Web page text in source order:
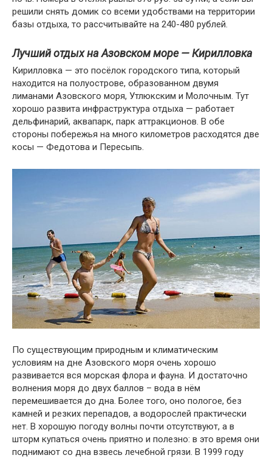
решили снять домик со всеми удобствами на территории
базы отдыха, то рассчитывайте на 240-480 рублей.
Лучший отдых на Азовском море — Кирилловка
Кирилловка — это посёлок городского типа, который
находится на полуострове, образованном двумя
лиманами Азовского моря, Утлюкским и Молочным. Тут
хорошо развита инфраструктура отдыха — работает
дельфинарий, аквапарк, парк аттракционов. В обе
стороны побережья на много километров расходятся две
косы — Федотова и Пересыпь.
По существующим природным и климатическим
условиям на дне Азовского моря очень хорошо
развивается вся морская флора и фауна. И достаточно
волнения моря до двух баллов – вода в нём
перемешивается до дна. Более того, оно пологое, без
камней и резких перепадов, а водорослей практически
нет. В хорошую погоду волны почти отсутствуют, а в
шторм купаться очень приятно и полезно: в это время они
поднимают со дна взвесь лечебной грязи. В 1999 году